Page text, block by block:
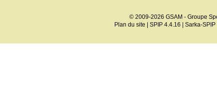
© 2009-2026 GSAM - Groupe
Plan du site | SPIP 4.4.16 | Sarka-SPIP